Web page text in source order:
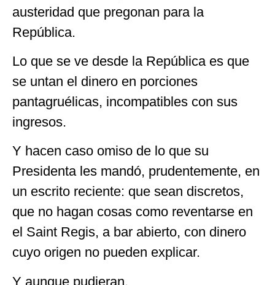
austeridad que pregonan para la
República.
Lo que se ve desde la República es que
se untan el dinero en porciones
pantagruélicas, incompatibles con sus
ingresos.
Y hacen caso omiso de lo que su
Presidenta les mandó, prudentemente, en
un escrito reciente: que sean discretos,
que no hagan cosas como reventarse en
el Saint Regis, a bar abierto, con dinero
cuyo origen no pueden explicar.
Y aunque pudieran.